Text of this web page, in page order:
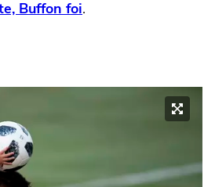
Buffon foi.